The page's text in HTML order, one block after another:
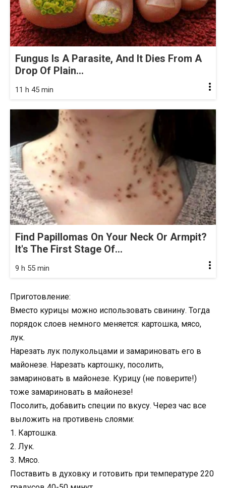
Fungus Is A Parasite, And It Dies From A
Drop Of Plain...
11 h 45 min
Find Papillomas On Your Neck Or Armpit?
It's The First Stage Of...
9 h 55 min
Приготовление:
Вместо курицы можно использовать свинину. Тогда
порядок слоев немного меняется: картошка, мясо,
лук.
Нарезать лук полукольцами и замариновать его в
майонезе. Нарезать картошку, посолить,
замариновать в майонезе. Курицу (не поверите!)
тоже замариновать в майонезе!
Посолить, добавить специи по вкусу. Через час все
выложить на противень слоями:
1. Картошка.
2. Лук.
3. Мясо.
Поставить в духовку и готовить при температуре 220